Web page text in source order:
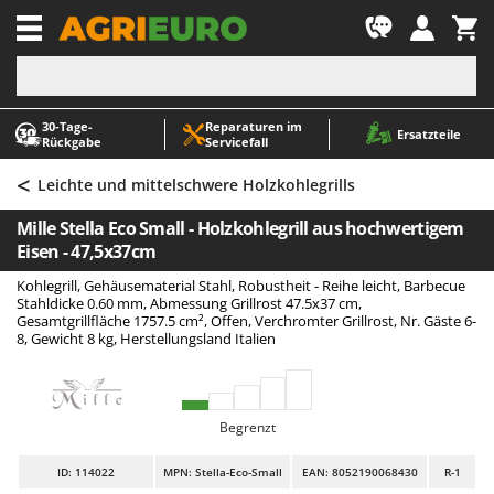
30‑Tage-
Rückgabe
Reparaturen im
Servicefall
Ersatzteile
-1
A
Abbeermaschinen - Traubenmühlen
Abfüllgeräte
Akku Gartenscheren
Akku Gras- und Strauchscheren
Akku-Stichsägen
Allzwecktransporter - Motorschubkarren
Alu-Teleskopleitern
Anbaubagger Heckbagger für Traktoren
Arbeitsschutzkleidung
Astkettensägen - Hochentaster
A
ABAC
AgriEuro Premium
AgriEuro TOP-LINE
AGT
Aima
Airmec
AL-KO
ALA 2000
Alce
Ama
< Leichte und mittelschwere Holzkohlegrills
Mille Stella Eco Small - Holzkohlegrill aus hochwertigem
Eisen - 47,5x37cm
Kohlegrill, Gehäusematerial Stahl, Robustheit - Reihe leicht, Barbecue
Stahldicke 0.60 mm, Abmessung Grillrost 47.5x37 cm,
Gesamtgrillfläche 1757.5 cm², Offen, Verchromter Grillrost, Nr. Gäste 6-
8, Gewicht 8 kg, Herstellungsland Italien
Begrenzt
ID: 114022 MPN: Stella-Eco-Small EAN: 8052190068430 R-1